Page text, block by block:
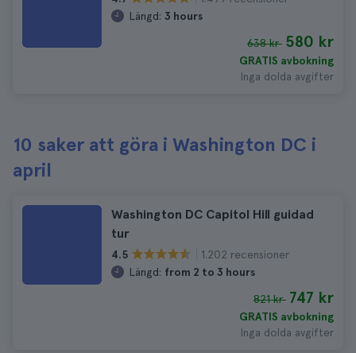
Längd: 3 hours
638 kr 580 kr
GRATIS avbokning
Inga dolda avgifter
10 saker att göra i Washington DC i
april
Washington DC Capitol Hill guidad
tur
4.5
1.202 recensioner
Längd: from 2 to 3 hours
821 kr 747 kr
GRATIS avbokning
Inga dolda avgifter